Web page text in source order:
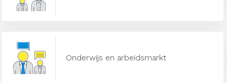
Onderwijs en arbeidsmarkt